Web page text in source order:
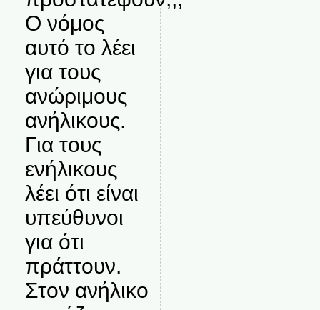
Ο νόμος
αυτό το λέει
για τους
ανώριμους
ανήλικους.
Για τους
ενήλικους
λέει ότι είναι
υπεύθυνοι
για ότι
πράττουν.
Στον ανήλικο